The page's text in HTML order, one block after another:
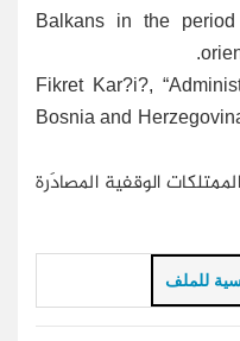
Balkans in the
Fikret Kar?i?,
Bosnia and
الوقفية المصادَرة
للملف